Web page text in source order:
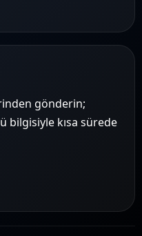
gönderin;
bilgisiyle kısa sürede